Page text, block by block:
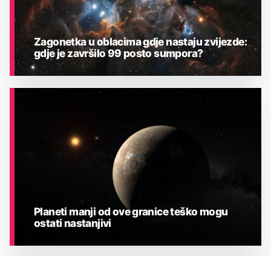
Zagonetka u oblacima gdje nastaju zvijezde:
gdje je završilo 99 posto sumpora?
Planeti manji od ove granice teško mogu
ostati nastanjivi